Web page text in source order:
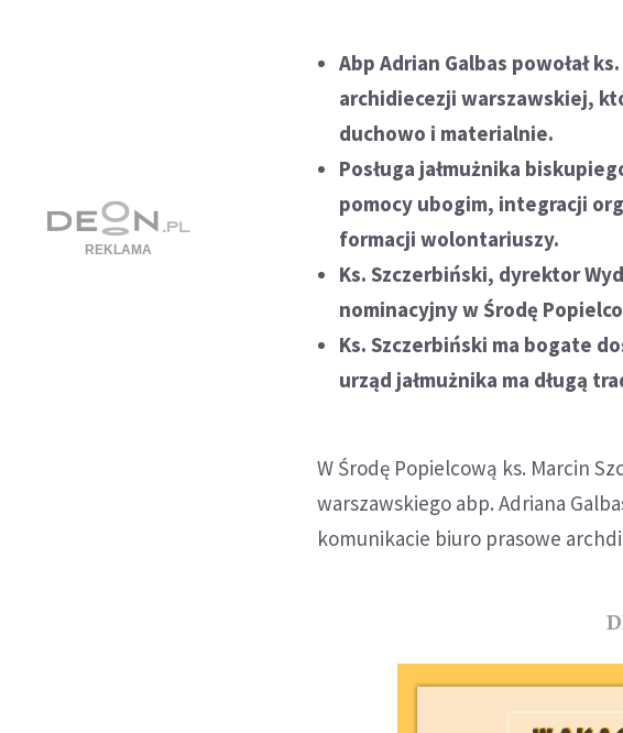
Abp Adrian Galbas powołał
archidiecezji warszawskiej,
duchowo i materialnie.
Posługa jałmużnika
pomocy ubogim, integracji
formacji wolontariuszy.
Ks. Szczerbiński, dyrektor
nominacyjny w Środę
Ks. Szczerbiński ma bogate
urząd jałmużnika ma długą
W Środę Popielcową ks. Marcin
warszawskiego abp. Adriana
komunikacie biuro prasowe